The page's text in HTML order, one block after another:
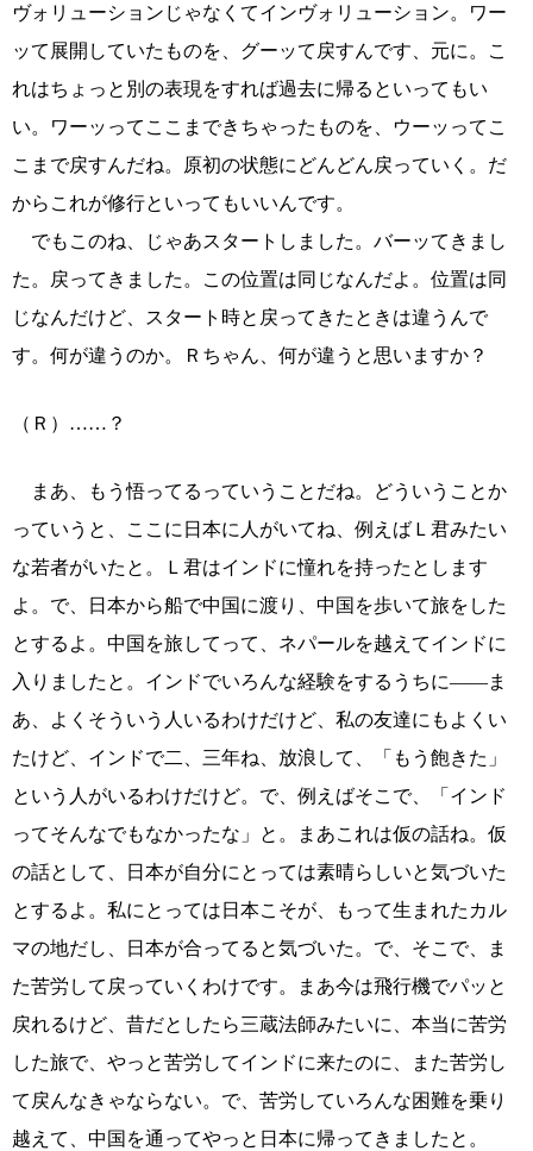
ヴォリューションじゃなくてインヴォリューション。ワー
ッて展開していたものを、グーッて戻すんです、元に。こ
れはちょっと別の表現をすれば過去に帰るといってもい
い。ワーッってここまできちゃったものを、ウーッってこ
こまで戻すんだね。原初の状態にどんどん戻っていく。だ
からこれが修行といってもいいんです。
でもこのね、じゃあスタートしました。バーッてきまし
た。戻ってきました。この位置は同じなんだよ。位置は同
じなんだけど、スタート時と戻ってきたときは違うんで
す。何が違うのか。Ｒちゃん、何が違うと思いますか？
（Ｒ）……？
まあ、もう悟ってるっていうことだね。どういうことか
っていうと、ここに日本に人がいてね、例えばＬ君みたい
な若者がいたと。Ｌ君はインドに憧れを持ったとします
よ。で、日本から船で中国に渡り、中国を歩いて旅をした
とするよ。中国を旅してって、ネパールを越えてインドに
入りましたと。インドでいろんな経験をするうちに――ま
あ、よくそういう人いるわけだけど、私の友達にもよくい
たけど、インドで二、三年ね、放浪して、「もう飽きた」
という人がいるわけだけど。で、例えばそこで、「インド
ってそんなでもなかったな」と。まあこれは仮の話ね。仮
の話として、日本が自分にとっては素晴らしいと気づいた
とするよ。私にとっては日本こそが、もって生まれたカル
マの地だし、日本が合ってると気づいた。で、そこで、ま
た苦労して戻っていくわけです。まあ今は飛行機でパッと
戻れるけど、昔だとしたら三蔵法師みたいに、本当に苦労
した旅で、やっと苦労してインドに来たのに、また苦労し
て戻んなきゃならない。で、苦労していろんな困難を乗り
越えて、中国を通ってやっと日本に帰ってきましたと。